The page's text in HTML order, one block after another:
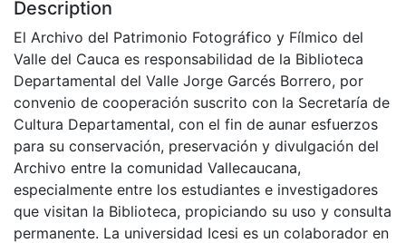
Description
El Archivo del Patrimonio Fotográfico y Fílmico del
Valle del Cauca es responsabilidad de la Biblioteca
Departamental del Valle Jorge Garcés Borrero, por
convenio de cooperación suscrito con la Secretaría de
Cultura Departamental, con el fin de aunar esfuerzos
para su conservación, preservación y divulgación del
Archivo entre la comunidad Vallecaucana,
especialmente entre los estudiantes e investigadores
que visitan la Biblioteca, propiciando su uso y consulta
permanente. La universidad Icesi es un colaborador en